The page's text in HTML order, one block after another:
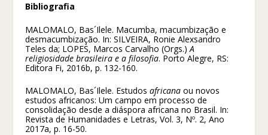
Bibliografia
MALOMALO, Bas´Ilele. Macumba, macumbização e
desmacumbização. In: SILVEIRA, Ronie Alexsandro
Teles da; LOPES, Marcos Carvalho (Orgs.)A
religiosidade brasileira e a filosofia. Porto Alegre, RS:
Editora Fi, 2016b, p. 132-160.
MALOMALO, Bas´Ilele. Estudosafricana ou novos
estudos africanos: Um campo em processo de
consolidação desde a diáspora africana no Brasil. In:
Revista de Humanidades e Letras, Vol. 3, Nº. 2, Ano
2017a, p. 16-50.